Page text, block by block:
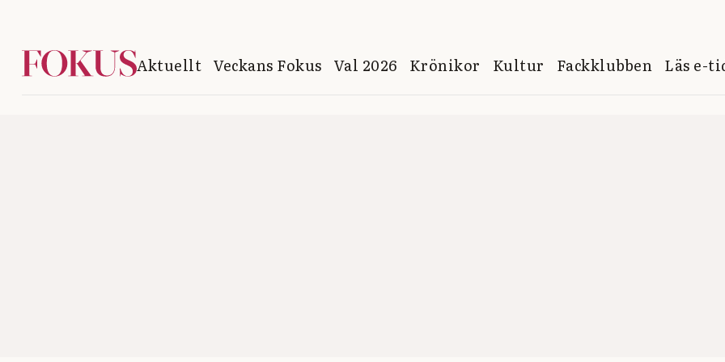
Aktuellt Veckans Fokus Val 2026 Krönikor Kultur Fackklubben Läs e-